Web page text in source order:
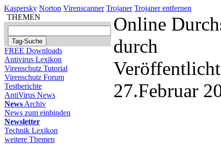
Kaspersky Norton Virenscanner Trojaner Trojaner entfernen
THEMEN
FREE Downloads
Antivirus Lexikon
Virenschutz Tutorial
Virenschutz Forum
Testberichte
AntiVirus News
News Archiv
News zum einbinden
Newsletter
Technik Lexikon
weitere Themen
Online
durch
27.Februar